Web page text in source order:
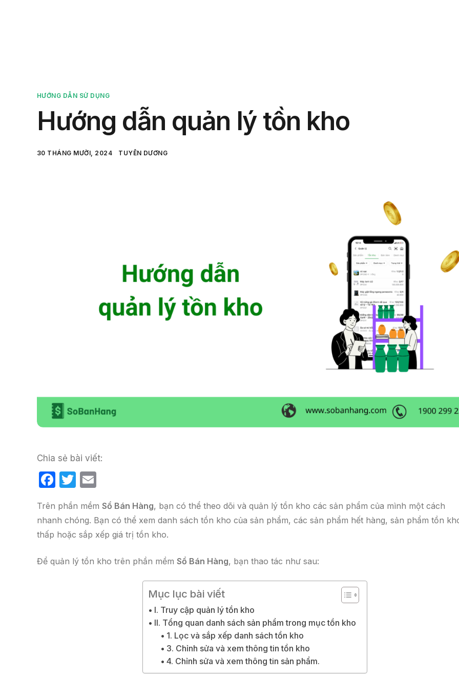
HƯỚNG DẪN SỬ DỤNG
Hướng dẫn quản lý tồn kho
30 THÁNG MƯỜI, 2024 TUYÊN DƯƠNG
Chia sẻ bài viết:
F
c
e
o
T
itt
er
m
ail
Trên phần mềm Sổ Bán Hàng, bạn có thể theo dõi và quản lý tồn kho các sản phẩm của mình một cách
nhanh chóng. Bạn có thể xem danh sách tồn kho của sản phẩm, các sản phẩm hết hàng, sản phẩm tồn
thấp hoặc sắp xếp giá trị tồn kho.
Để quản lý tồn kho trên phần mềm Sổ Bán Hàng, bạn thao tác như sau:
Mục lục bài viết
I. Truy cập quản lý tồn kho
II. Tổng quan danh sách sản phẩm trong mục tồn kho
1. Lọc và sắp xếp danh sách tồn kho
3. Chỉnh sửa và xem thông tin tồn kho
4. Chỉnh sửa và xem thông tin sản phẩm.